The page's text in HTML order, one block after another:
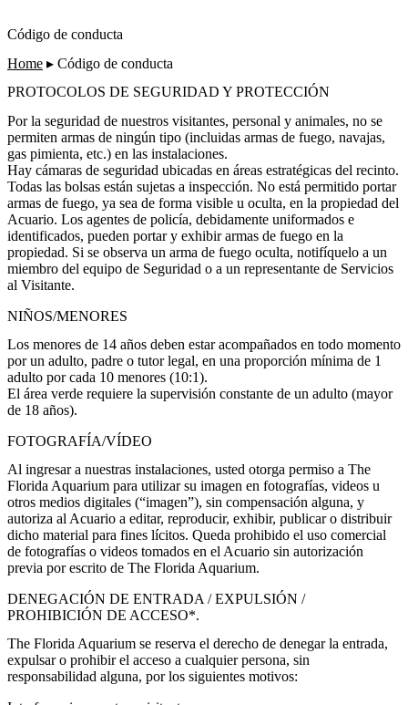
Código de conducta
Home ▸ Código de conducta
PROTOCOLOS DE SEGURIDAD Y PROTECCIÓN
Por la seguridad de nuestros visitantes, personal y animales, no se
permiten armas de ningún tipo (incluidas armas de fuego, navajas,
gas pimienta, etc.) en las instalaciones.
Hay cámaras de seguridad ubicadas en áreas estratégicas del recinto.
Todas las bolsas están sujetas a inspección. No está permitido portar
armas de fuego, ya sea de forma visible u oculta, en la propiedad del
Acuario. Los agentes de policía, debidamente uniformados e
identificados, pueden portar y exhibir armas de fuego en la
propiedad. Si se observa un arma de fuego oculta, notifíquelo a un
miembro del equipo de Seguridad o a un representante de Servicios
al Visitante.
NIÑOS/MENORES
Los menores de 14 años deben estar acompañados en todo momento
por un adulto, padre o tutor legal, en una proporción mínima de 1
adulto por cada 10 menores (10:1).
El área verde requiere la supervisión constante de un adulto (mayor
de 18 años).
FOTOGRAFÍA/VÍDEO
Al ingresar a nuestras instalaciones, usted otorga permiso a The
Florida Aquarium para utilizar su imagen en fotografías, videos u
otros medios digitales (“imagen”), sin compensación alguna, y
autoriza al Acuario a editar, reproducir, exhibir, publicar o distribuir
dicho material para fines lícitos. Queda prohibido el uso comercial
de fotografías o videos tomados en el Acuario sin autorización
previa por escrito de The Florida Aquarium.
DENEGACIÓN DE ENTRADA / EXPULSIÓN /
PROHIBICIÓN DE ACCESO*.
The Florida Aquarium se reserva el derecho de denegar la entrada,
expulsar o prohibir el acceso a cualquier persona, sin
responsabilidad alguna, por los siguientes motivos: